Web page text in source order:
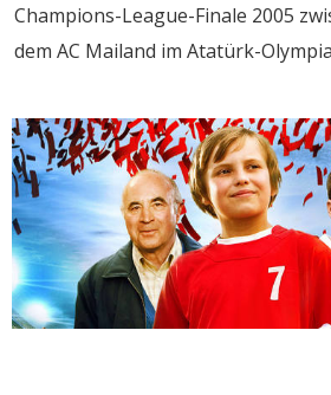
Champions-League-Finale 2005
dem AC Mailand im Atatürk-